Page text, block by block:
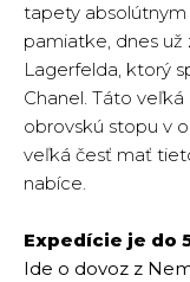
tapety
pamiatke, dnes už
Lagerfelda, ktorý
Chanel. Táto
obrovskú stopu v
veľká česť mať
nabíce.
Expedície je do
Ide o dovoz z